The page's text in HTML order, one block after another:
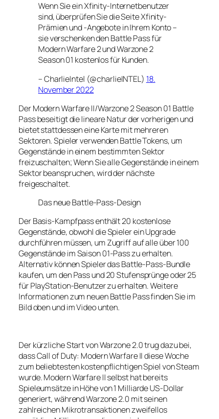
Wenn Sie ein Xfinity-Internetbenutzer
sind, überprüfen Sie die Seite Xfinity-
Prämien und -Angebote in Ihrem Konto –
sie verschenken den Battle Pass für
Modern Warfare 2 und Warzone 2
Season 01 kostenlos für Kunden.
– CharlieIntel (@charlieINTEL) 18.
November 2022
Der Modern Warfare II/Warzone 2 Season 01 Battle
Pass beseitigt die lineare Natur der vorherigen und
bietet stattdessen eine Karte mit mehreren
Sektoren. Spieler verwenden Battle Tokens, um
Gegenstände in einem bestimmten Sektor
freizuschalten; Wenn Sie alle Gegenstände in einem
Sektor beanspruchen, wird der nächste
freigeschaltet.
Das neue Battle-Pass-Design
Der Basis-Kampfpass enthält 20 kostenlose
Gegenstände, obwohl die Spieler ein Upgrade
durchführen müssen, um Zugriff auf alle über 100
Gegenstände im Saison 01-Pass zu erhalten.
Alternativ können Spieler das Battle-Pass-Bundle
kaufen, um den Pass und 20 Stufensprünge oder 25
für PlayStation-Benutzer zu erhalten. Weitere
Informationen zum neuen Battle Pass finden Sie im
Bild oben und im Video unten.
Der kürzliche Start von Warzone 2.0 trug dazu bei,
dass Call of Duty: Modern Warfare II diese Woche
zum beliebtesten kostenpflichtigen Spiel von Steam
wurde. Modern Warfare II selbst hat bereits
Spieleumsätze in Höhe von 1 Milliarde US-Dollar
generiert, während Warzone 2.0 mit seinen
zahlreichen Mikrotransaktionen zweifellos